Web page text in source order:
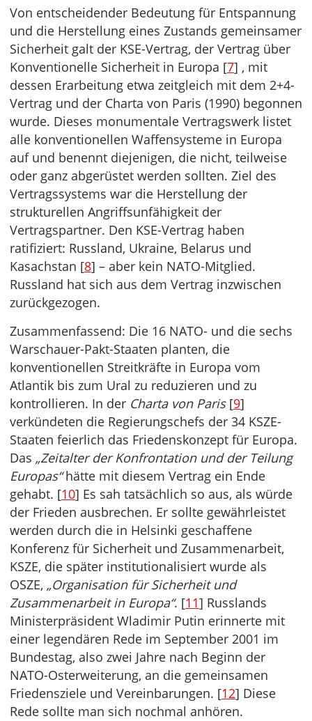
Von entscheidender Bedeutung für Entspannung
und die Herstellung eines Zustands gemeinsamer
Sicherheit galt der KSE-Vertrag, der Vertrag über
Konventionelle Sicherheit in Europa [7] , mit
dessen Erarbeitung etwa zeitgleich mit dem 2+4-
Vertrag und der Charta von Paris (1990) begonnen
wurde. Dieses monumentale Vertragswerk listet
alle konventionellen Waffensysteme in Europa
auf und benennt diejenigen, die nicht, teilweise
oder ganz abgerüstet werden sollten. Ziel des
Vertragssystems war die Herstellung der
strukturellen Angriffsunfähigkeit der
Vertragspartner. Den KSE-Vertrag haben
ratifiziert: Russland, Ukraine, Belarus und
Kasachstan [8] – aber kein NATO-Mitglied.
Russland hat sich aus dem Vertrag inzwischen
zurückgezogen.
Zusammenfassend: Die 16 NATO- und die sechs
Warschauer-Pakt-Staaten planten, die
konventionellen Streitkräfte in Europa vom
Atlantik bis zum Ural zu reduzieren und zu
kontrollieren. In der Charta von Paris [9]
verkündeten die Regierungschefs der 34 KSZE-
Staaten feierlich das Friedenskonzept für Europa.
Das „Zeitalter der Konfrontation und der Teilung
Europas“hätte mit diesem Vertrag ein Ende
gehabt. [10] Es sah tatsächlich so aus, als würde
der Frieden ausbrechen. Er sollte gewährleistet
werden durch die in Helsinki geschaffene
Konferenz für Sicherheit und Zusammenarbeit,
KSZE, die später institutionalisiert wurde als
OSZE, „Organisation für Sicherheit und
Zusammenarbeit in Europa“. [11] Russlands
Ministerpräsident Wladimir Putin erinnerte mit
einer legendären Rede im September 2001 im
Bundestag, also zwei Jahre nach Beginn der
NATO-Osterweiterung, an die gemeinsamen
Friedensziele und Vereinbarungen. [12] Diese
Rede sollte man sich nochmal anhören.